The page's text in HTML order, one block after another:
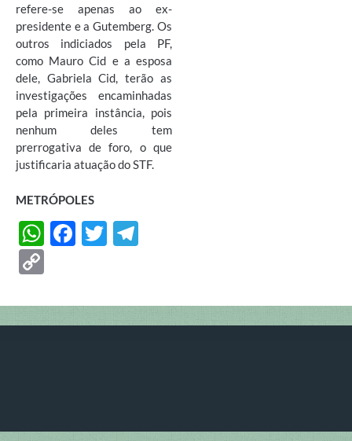
refere-se apenas ao ex-
presidente e a Gutemberg. Os
outros indiciados pela PF,
como Mauro Cid e a esposa
dele, Gabriela Cid, terão as
investigações encaminhadas
pela primeira instância, pois
nenhum deles tem
prerrogativa de foro, o que
justificaria atuação do STF.
METRÓPOLES
W
s
A
F
b
o
T
er gr
a
p